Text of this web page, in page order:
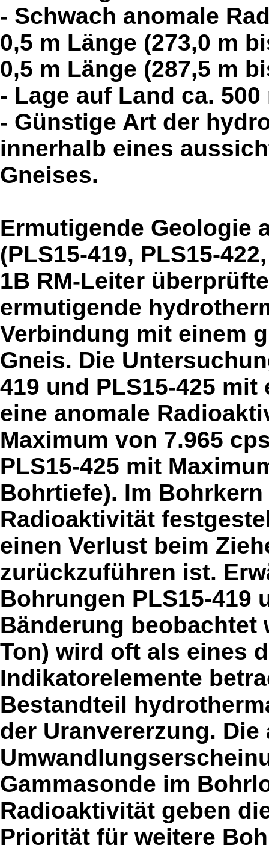
- Schwach anomale
0,5 m Länge (273,0 m
0,5 m Länge (287,5 m
- Lage auf Land ca.
- Günstige Art der
innerhalb eines
Gneises.
Ermutigende Geologie
(PLS15-419, PLS15-
1B RM-Leiter
ermutigende
Verbindung mit einem
Gneis. Die
419 und PLS15-425
eine anomale
Maximum von 7.965
PLS15-425 mit
Bohrtiefe). Im
Radioaktivität
einen Verlust beim
zurückzuführen ist.
Bohrungen PLS15-419
Bänderung
Ton) wird oft als eines
Indikatorelemente
Bestandteil
der Uranvererzung. Die
Gammasonde im
Radioaktivität geben
Priorität für weitere